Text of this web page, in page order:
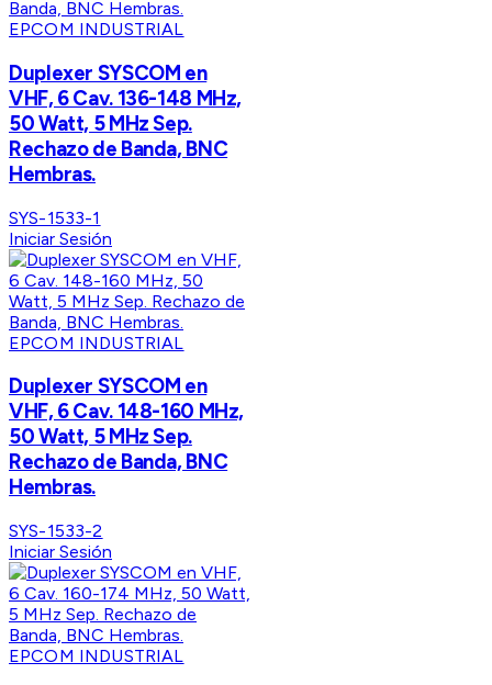
EPCOM INDUSTRIAL
Duplexer SYSCOM en
VHF, 6 Cav. 136-148 MHz,
50 Watt, 5 MHz Sep.
Rechazo de Banda, BNC
Hembras.
SYS-1533-1
Iniciar Sesión
EPCOM INDUSTRIAL
Duplexer SYSCOM en
VHF, 6 Cav. 148-160 MHz,
50 Watt, 5 MHz Sep.
Rechazo de Banda, BNC
Hembras.
SYS-1533-2
Iniciar Sesión
EPCOM INDUSTRIAL